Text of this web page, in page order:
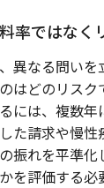
率ではなく
異なる問いを
はどのリスク
には、複数年
た請求や慢性
振れを平準
を評価する必